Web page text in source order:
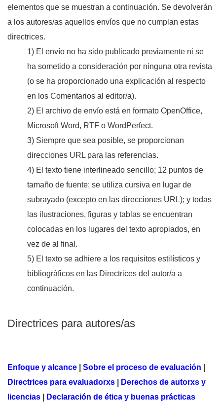
elementos que se muestran a continuación. Se devolverán
a los autores/as aquellos envíos que no cumplan estas
directrices.
1) El envío no ha sido publicado previamente ni se
ha sometido a consideración por ninguna otra revista
(o se ha proporcionado una explicación al respecto
en los Comentarios al editor/a).
2) El archivo de envío está en formato OpenOffice,
Microsoft Word, RTF o WordPerfect.
3) Siempre que sea posible, se proporcionan
direcciones URL para las referencias.
4) El texto tiene interlineado sencillo; 12 puntos de
tamaño de fuente; se utiliza cursiva en lugar de
subrayado (excepto en las direcciones URL); y todas
las ilustraciones, figuras y tablas se encuentran
colocadas en los lugares del texto apropiados, en
vez de al final.
5) El texto se adhiere a los requisitos estilísticos y
bibliográficos en las Directrices del autor/a a
continuación.
Directrices para autores/as
Enfoque y alcance Sobre el proceso de evaluación
Directrices para evaluadorxs
Derechos de autorxs y
licencias
Declaración de ética y buenas prácticas